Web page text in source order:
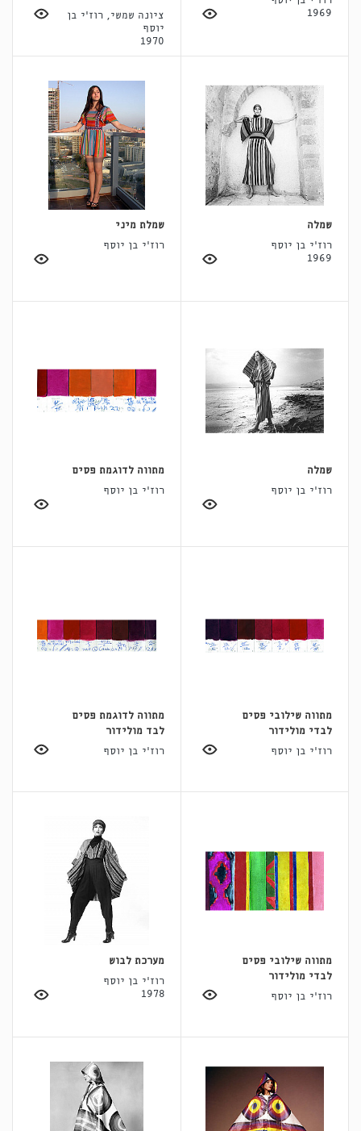
1969
ציונה שמשי, רוז'י בן
יוסף
1970
שמלה
רוז'י בן יוסף
1969
שמלת מיני
רוז'י בן יוסף
שמלה
רוז'י בן יוסף
מתווה לדוגמת פסים
רוז'י בן יוסף
מתווה שילובי פסים
לבדי מולידור
רוז'י בן יוסף
מתווה לדוגמת פסים
לבד מולידור
רוז'י בן יוסף
מתווה שילובי פסים
לבדי מולידור
רוז'י בן יוסף
מערכת לבוש
רוז'י בן יוסף
1978